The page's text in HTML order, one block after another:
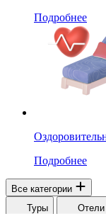
Подробнее
Подробнее
Все категории
Туры
Отели